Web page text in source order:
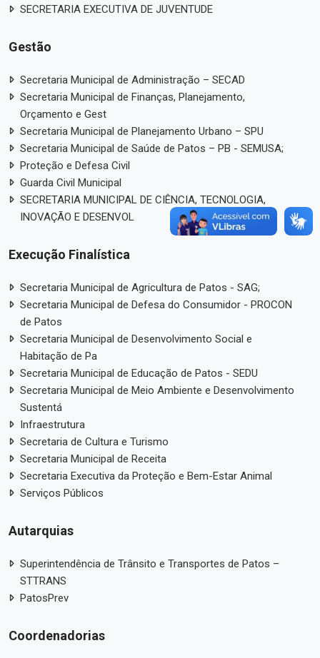
SECRETARIA EXECUTIVA DE JUVENTUDE
Gestão
Secretaria Municipal de Administração – SECAD
Secretaria Municipal de Finanças, Planejamento,
Orçamento e Gest
Secretaria Municipal de Planejamento Urbano – SPU
Secretaria Municipal de Saúde de Patos – PB - SEMUSA;
Proteção e Defesa Civil
Guarda Civil Municipal
SECRETARIA MUNICIPAL DE CIÊNCIA, TECNOLOGIA,
INOVAÇÃO E DESENVOL
Execução Finalística
Secretaria Municipal de Agricultura de Patos - SAG;
Secretaria Municipal de Defesa do Consumidor - PROCON
de Patos
Secretaria Municipal de Desenvolvimento Social e
Habitação de Pa
Secretaria Municipal de Educação de Patos - SEDU
Secretaria Municipal de Meio Ambiente e Desenvolvimento
Sustentá
Infraestrutura
Secretaria de Cultura e Turismo
Secretaria Municipal de Receita
Secretaria Executiva da Proteção e Bem-Estar Animal
Serviços Públicos
Autarquias
Superintendência de Trânsito e Transportes de Patos –
STTRANS
PatosPrev
Coordenadorias